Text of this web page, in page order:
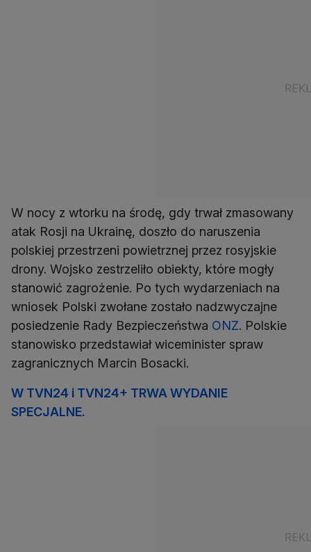
W nocy z wtorku na środę, gdy trwał zmasowany
atak Rosji na Ukrainę, doszło do naruszenia
polskiej przestrzeni powietrznej przez rosyjskie
drony. Wojsko zestrzeliło obiekty, które mogły
stanowić zagrożenie. Po tych wydarzeniach na
wniosek Polski zwołane zostało nadzwyczajne
posiedzenie Rady Bezpieczeństwa ONZ. Polskie
stanowisko przedstawiał wiceminister spraw
zagranicznych Marcin Bosacki.
W TVN24 i TVN24+ TRWA WYDANIE
SPECJALNE.